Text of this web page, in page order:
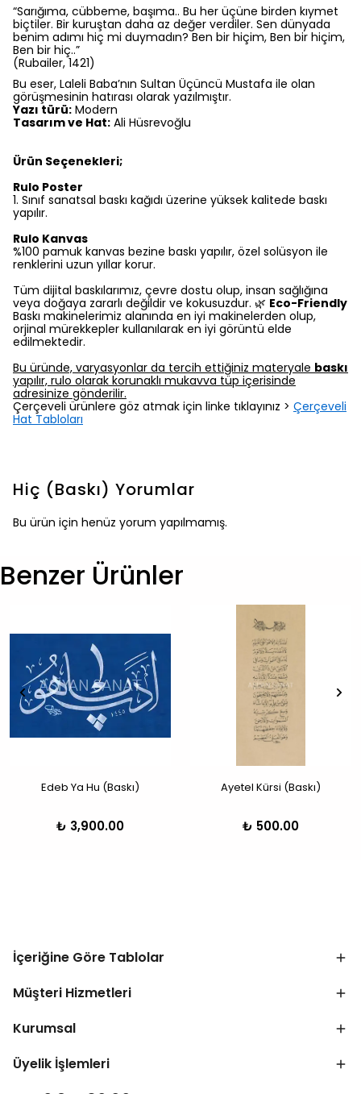
“Sarığıma, cübbeme, başıma.. Bu her üçüne birden kıymet
biçtiler. Bir kuruştan daha az değer verdiler. Sen dünyada
benim adımı hiç mi duymadın? Ben bir hiçim, Ben bir hiçim,
Ben bir hiç..”
(Rubailer, 1421)
Bu eser, Laleli Baba’nın Sultan Üçüncü Mustafa ile olan
görüşmesinin hatırası olarak yazılmıştır.
Yazı türü: Modern
Tasarım ve Hat: Ali Hüsrevoğlu
Ürün Seçenekleri;
Rulo Poster
1.⁠ ⁠Sınıf sanatsal baskı kağıdı üzerine yüksek kalitede baskı
yapılır.
Rulo Kanvas
%100 pamuk kanvas bezine baskı yapılır, özel solüsyon ile
renklerini uzun yıllar korur.
Tüm dijital baskılarımız, çevre dostu olup, insan sağlığına
veya doğaya zararlı değildir ve kokusuzdur. 🌿 Eco-Friendly
Baskı makinelerimiz alanında en iyi makinelerden olup,
orjinal mürekkepler kullanılarak en iyi görüntü elde
edilmektedir.
Bu üründe, varyasyonlar da tercih ettiğiniz materyale baskı
yapılır, rulo olarak korunaklı mukavva tüp içerisinde
adresinize gönderilir.
Çerçeveli ürünlere göz atmak için linke tıklayınız > Çerçeveli
Hat Tabloları
Hiç (Baskı) Yorumlar
Bu ürün için henüz yorum yapılmamış.
Benzer Ürünler
Edeb Ya Hu (Baskı)
₺ 3,900.00
Ayetel Kürsi (Baskı)
₺ 500.00
İçeriğine Göre Tablolar
Müşteri Hizmetleri
Kurumsal
Üyelik İşlemleri